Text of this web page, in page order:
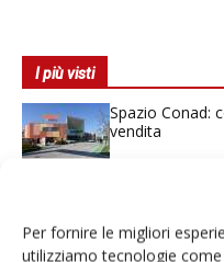
Per fornire le migliori
utilizziamo tecnologie
I più visti
Spazio Conad:
vendita
Non è una